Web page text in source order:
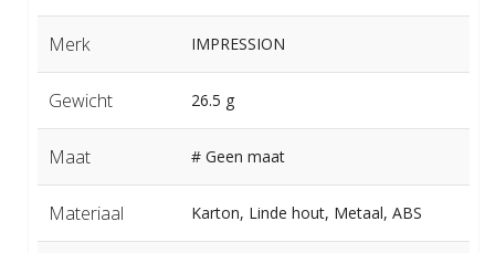
Merk IMPRESSION
Gewicht 26.5 g
Maat # Geen maat
Materiaal Karton, Linde hout, Metaal, ABS